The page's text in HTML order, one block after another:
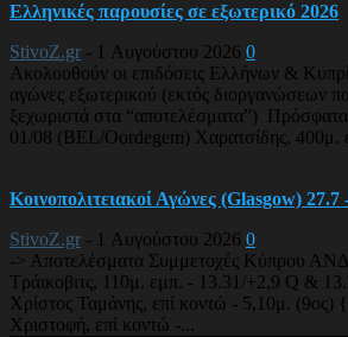
Ελληνικές παρουσίες σε εξωτερικό 2026
StivoZ.gr - 1 Αυγούστου 2026 0
Ακολουθούν οι επιδόσεις Ελλήνων &
αγώνες εξωτερικού (εκτός διοργανώσεων
ξεχωριστά στα “αποτελέσματα”)
01/08 (BEL/Oordegem) Χαρατσίδης, 400μ.
Κοινοπολιτειακοί Αγώνες (Glasgow) 27.7
StivoZ.gr - 1 Αυγούστου 2026 0
-> Αποτελέσματα Συμμετοχές Κύπρου
Τράικοβιτς, 110μ. εμπ. - 13.31/+2,9 Q &
Χρίστος Ταμάνης, επί κοντώ - 5,10μ. (9ος)
Χριστοφή, επί κοντώ -...